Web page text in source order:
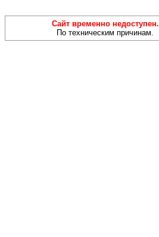
Сайт временно недоступен.
По техническим причинам.